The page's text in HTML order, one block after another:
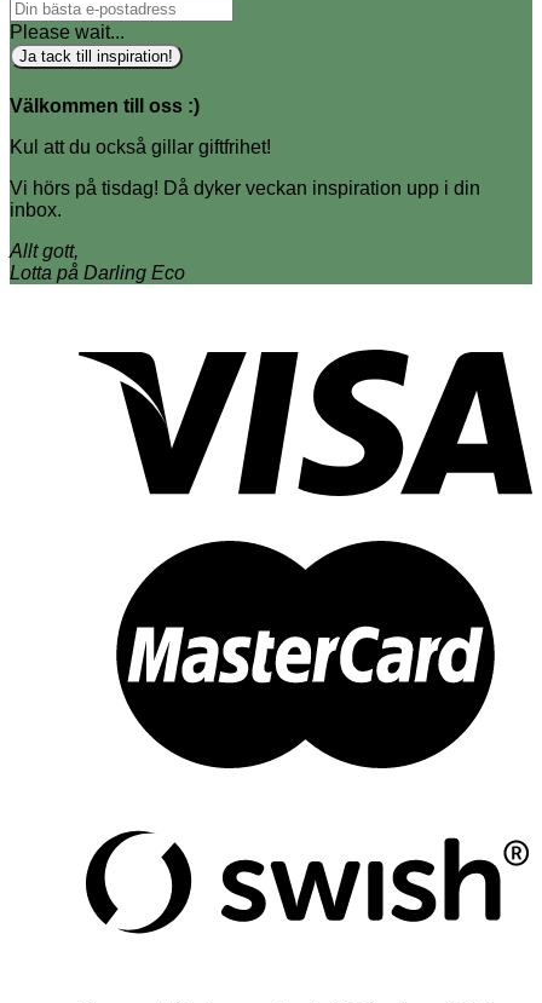
Please wait...
Ja tack till inspiration!
Välkommen till oss :)
Kul att du också gillar giftfrihet!
Vi hörs på tisdag! Då dyker veckan inspiration upp i din
inbox.
Allt gott,
Lotta på Darling Eco